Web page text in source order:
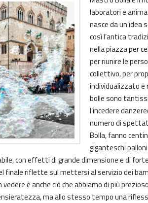
laboratori e
nasce da un’idea
così l’antica
nella piazza per
per riunire le
collettivo, per
individualizzato e
bolle sono
l’incedere
numero di
Bolla, fanno
giganteschi
con effetti di grande dimensione e di
finale riflette sul mettersi al servizio dei
vedere è anche ciò che abbiamo di più
ma allo stesso tempo una